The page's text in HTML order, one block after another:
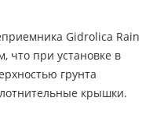
Gidrolica Rain
что при установке в
грунта
крышки.